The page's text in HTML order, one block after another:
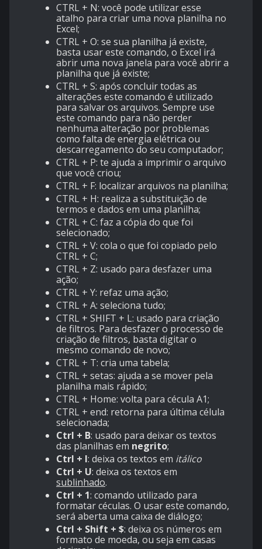
CTRL + N: você pode utilizar esse
atalho para criar uma nova planilha no
Excel;
CTRL + O: se sua planilha já existe,
basta usar este comando, o Excel irá
abrir uma nova janela para você abrir a
planilha que já existe;
CTRL + S: após concluir todas as
alterações este comando é utilizado
para salvar os arquivos. Sempre use
este comando para não perder
nenhuma alteração por problemas
como falta de energia elétrica ou
descarregamento do seu computador;
CTRL + P: te ajuda a imprimir o arquivo
que você criou;
CTRL + F: localizar arquivos na planilha;
CTRL + H: realiza a substituição de
termos e dados em uma planilha;
CTRL + C: faz a cópia do que foi
selecionado;
CTRL + V: cola o que foi copiado pelo
CTRL + C;
CTRL + Z: usado para desfazer uma
ação;
CTRL + Y: refaz uma ação;
CTRL + A: seleciona tudo;
CTRL + SHIFT + L: usado para criação
de filtros. Para desfazer o processo de
criação de filtros, basta digitar o
mesmo comando de novo;
CTRL + T: cria uma tabela;
CTRL + setas: ajuda a se mover pela
planilha mais rápido;
CTRL + Home: volta para cécula A1;
CTRL + end: retorna para última célula
selecionada;
Ctrl + B: usado para deixar os textos
das planilhas em negrito;
Ctrl + I: deixa os textos em itálico
Ctrl + U: deixa os textos em
sublinhado.
Ctrl + 1: comando utilizado para
formatar céculas. O usar este comando,
será aberta uma caixa de diálogo;
Ctrl + Shift + $: deixa os números em
formato de moeda, ou seja em casas